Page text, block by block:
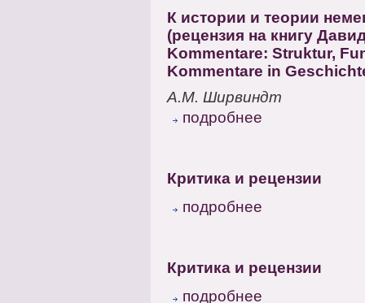
К истории и теории
(рецензия на книгу
Kommentare: Struktur,
Kommentare in
А.М. Ширвиндт
подробнее
Критика и рецензии
подробнее
Критика и рецензии
подробнее